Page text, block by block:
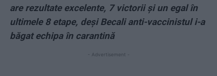
are rezultate excelente, 7 victorii și un egal în
ultimele 8 etape, deși Becali anti-vaccinistul i-a
băgat echipa în carantină
- Advertisement -